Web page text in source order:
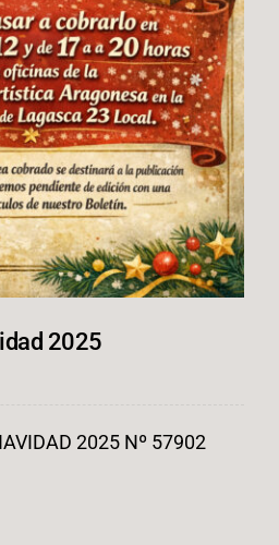
2025
2025 Nº 57902